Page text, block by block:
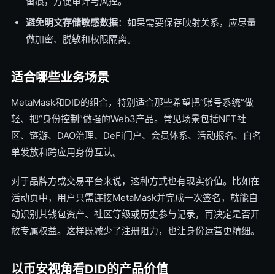
避免明文存储敏感数据：如果需要保存映射关系，应尽量
做加密、脱敏和权限隔离。
适合哪些业务场景
MetaMask和DID的组合，特别适合那些希望把“账号系统”做
轻、把“身份控制”做强的Web3产品。常见场景包括NFT社
区、链游、DAO治理、DeFi门户、会员体系、活动报名、白名
单发放和跨应用身份互认。
对于品牌方或交易平台来说，这种方式也有现实价值。比如在
活动页中，用户只需连接MetaMask并完成一次签名，就能自
动识别其钱包资产、社区等级或历史参与记录，再决定是否开
放专属权益。这样既减少了注册阻力，也让身份运营更精细。
以币安视角看DID的产品价值